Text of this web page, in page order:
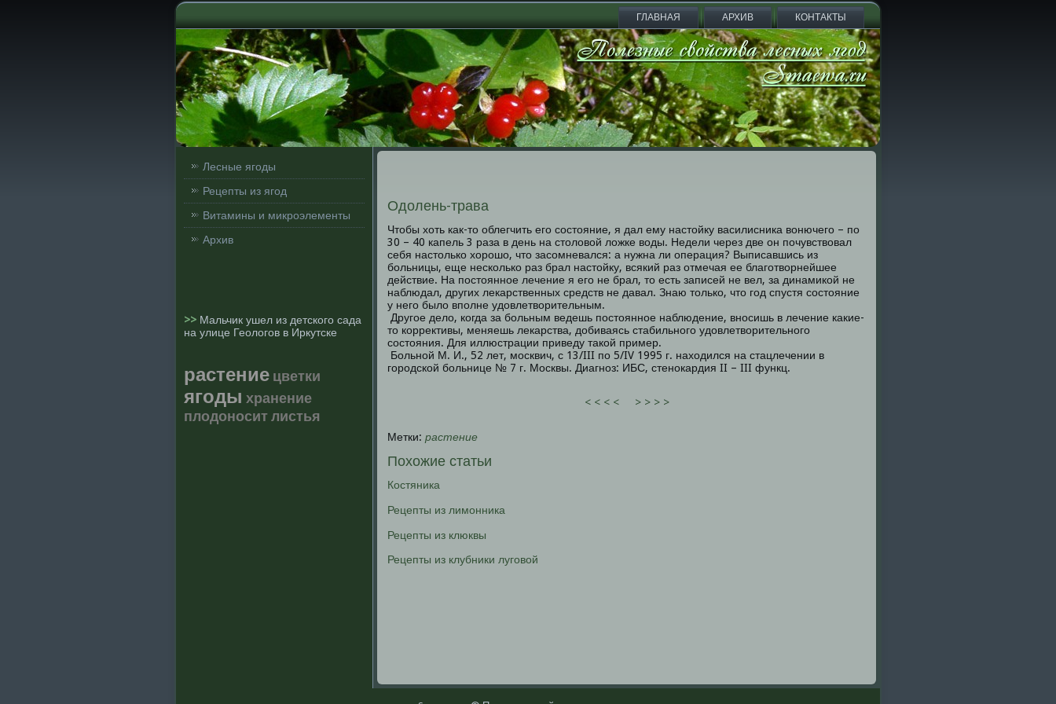
ГЛАВНАЯ АРХИВ КОНТАКТЫ
Лесные ягоды
Рецепты из ягод
Витамины и микроэлементы
Архив
>> Мальчик ушел из детского сада
на улице Геологов в Иркутске
растение цветки
ягоды хранение
плодоноситлистья
Одолень-трава
Чтобы хоть как-то облегчить его состояние, я дал ему настойку василисника вонючего – по
30 – 40 капель 3 раза в день на столовой ложке воды. Недели через две он почувствовал
себя настолько хорошо, что засомневался: а нужна ли операция? Выписавшись из
больницы, еще несколько раз брал настойку, всякий раз отмечая ее благотворнейшее
действие. На постоянное лечение я его не брал, то есть записей не вел, за динамикой не
наблюдал, других лекарственных средств не давал. Знаю только, что год спустя состояние
у него было вполне удовлетворительным.
Другое дело, когда за больным ведешь постоянное наблюдение, вносишь в лечение какие-
то коррективы, меняешь лекарства, добиваясь стабильного удовлетворительного
состояния. Для иллюстрации приведу такой пример.
Больной М. И., 52 лет, москвич, с 13/III по 5/IV 1995 г. находился на стацлечении в
городской больнице № 7 г. Москвы. Диагноз: ИБС, стенокардия II – III функц.
< < < < > > > >
Метки: растение
Похожие статьи
Костяника
Рецепты из лимонника
Рецепты из клюквы
Рецепты из клубники луговой